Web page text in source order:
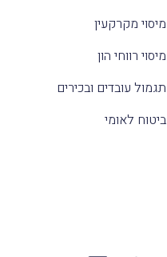
מיסוי מקרקעין
מיסוי רווחי הון
תגמול עובדים ובכירים
ביטוח לאומי